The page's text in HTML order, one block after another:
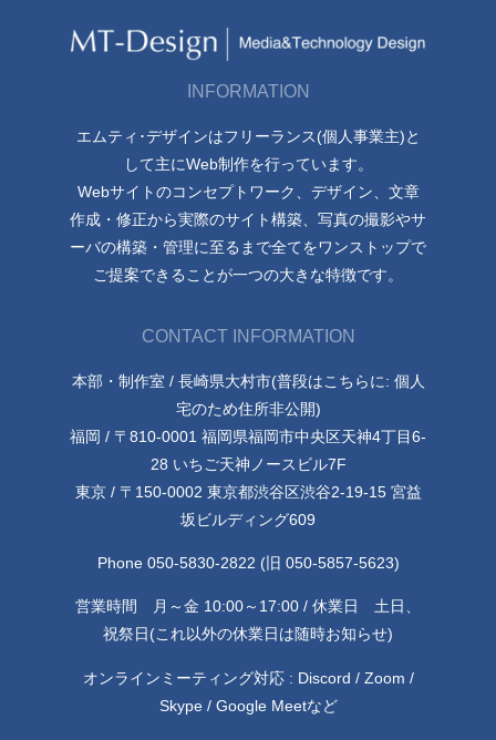
INFORMATION
エムティ･デザインはフリーランス(個人事業主)と
して主にWeb制作を行っています。
Webサイトのコンセプトワーク、デザイン、文章
作成・修正から実際のサイト構築、写真の撮影やサ
ーバの構築・管理に至るまで全てをワンストップで
ご提案できることが一つの大きな特徴です。
CONTACT INFORMATION
本部・制作室 / 長崎県大村市(普段はこちらに: 個人
宅のため住所非公開)
福岡 / 〒810-0001 福岡県福岡市中央区天神4丁目6-
28 いちご天神ノースビル7F
東京 / 〒150-0002 東京都渋谷区渋谷2-19-15 宮益
坂ビルディング609
Phone 050-5830-2822 (旧 050-5857-5623)
営業時間 月～金 10:00～17:00 / 休業日 土日、
祝祭日(これ以外の休業日は随時お知らせ)
オンラインミーティング対応 : Discord / Zoom /
Skype / Google Meetなど